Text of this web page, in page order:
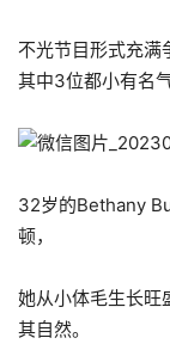
不光节目形式充满
其中3位都小有名气
32岁的Bethany
顿，
她从小体毛生长旺
其自然。